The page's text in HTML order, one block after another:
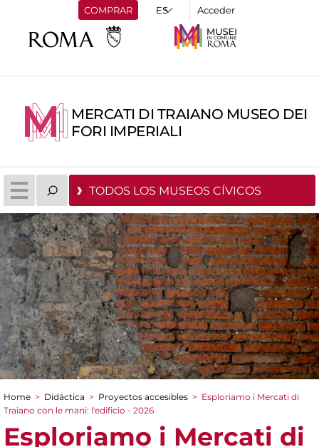
COMPRAR Acceder
MERCATI DI TRAIANO MUSEO DEI
FORI IMPERIALI
TODOS LOS MUSEOS CÍVICOS
You are here
Home > Didáctica > Proyectos accesibles > Esploriamo i Mercati di
Traiano con le mani: l'edificio - 2026
Esploriamo i Mercati di